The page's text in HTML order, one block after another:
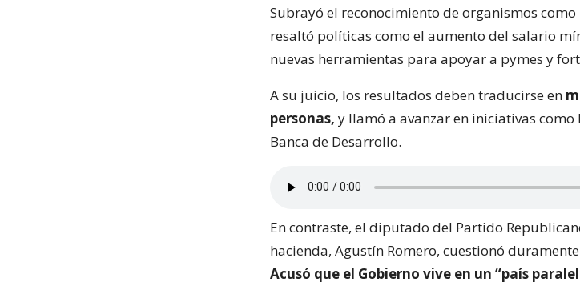
Subrayó el reconocimiento de organismos como
resaltó políticas como el aumento del salario
nuevas herramientas para apoyar a pymes y
A su juicio, los resultados deben traducirse en
personas, y llamó a avanzar en iniciativas
Banca de Desarrollo.
En contraste, el diputado del Partido
hacienda, Agustín Romero, cuestionó
Acusó que el Gobierno vive en un “país